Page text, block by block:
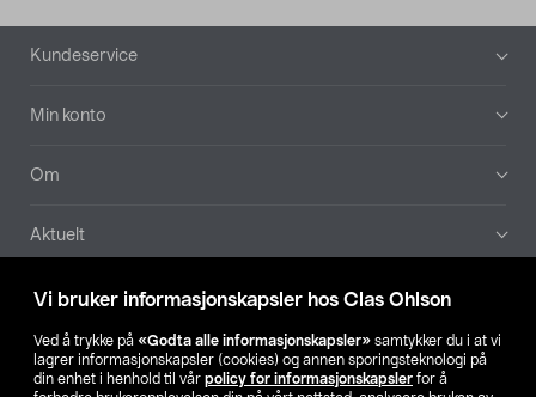
Vi bruker informasjonskapsler hos Clas Ohlson
Ved å trykke på «Godta alle informasjonskapsler» samtykker du i at vi
lagrer informasjonskapsler (cookies) og annen sporingsteknologi på
din enhet i henhold til vår policy for informasjonskapsler for å
Bunntekst
Kundeservice
Min konto
Om
Aktuelt
Våre selskaper
Finn din butikk